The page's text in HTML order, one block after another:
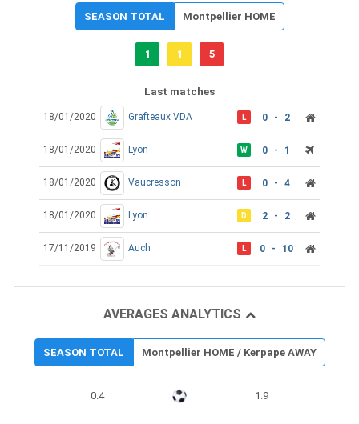
SEASON TOTAL Montpellier HOME
1 1 5
Last matches
18/01/2020 Grafteaux VDA L 0 - 2
18/01/2020 Lyon W 0 - 1
18/01/2020 Vaucresson L 0 - 4
18/01/2020 Lyon D 2 - 2
17/11/2019 Auch L 0 - 10
AVERAGES ANALYTICS
SEASON TOTAL Montpellier HOME / Kerpape AWAY
0.4 1.9